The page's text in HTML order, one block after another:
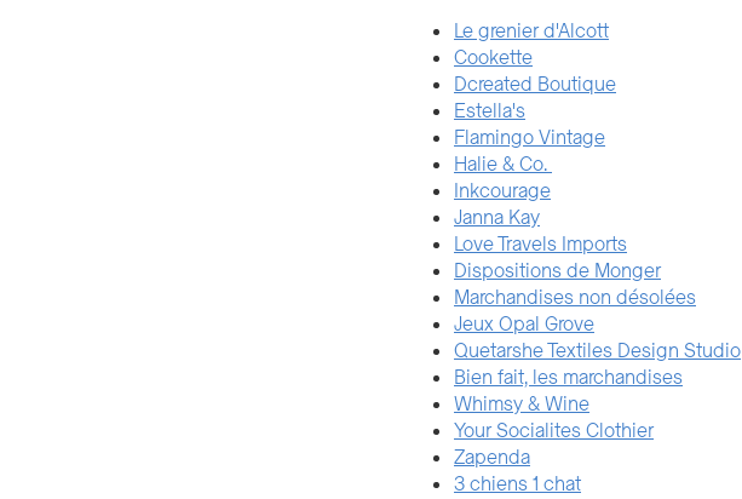
Le grenier d'Alcott
Cookette
Dcreated Boutique
Estella's
Flamingo Vintage
Halie & Co.
Inkcourage
Janna Kay
Love Travels Imports
Dispositions de Monger
Marchandises non désolées
Jeux Opal Grove
Quetarshe Textiles Design Studio
Bien fait, les marchandises
Whimsy & Wine
Your Socialites Clothier
Zapenda
3 chiens 1 chat